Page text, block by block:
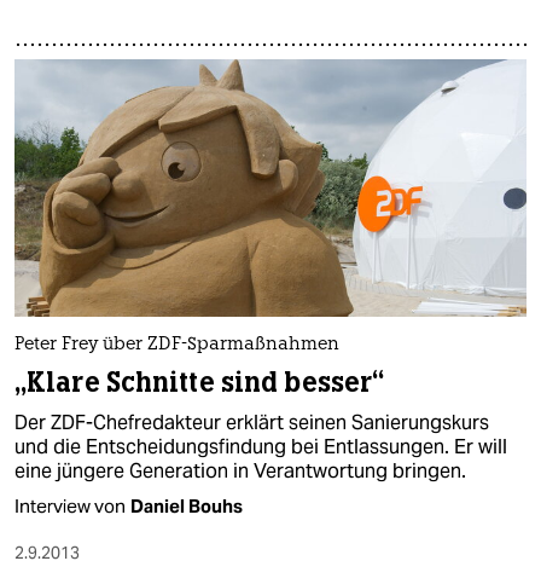
Peter Frey über ZDF-Sparmaßnahmen
„Klare Schnitte sind besser“
Der ZDF-Chefredakteur erklärt seinen Sanierungskurs
und die Entscheidungsfindung bei Entlassungen. Er will
eine jüngere Generation in Verantwortung bringen.
Interview von Daniel Bouhs
2.9.2013